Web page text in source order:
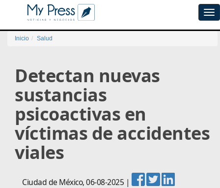
Inicio Salud
Detectan nuevas
sustancias
psicoactivas en
víctimas de accidentes
viales
Ciudad de México,06-08-2025 |